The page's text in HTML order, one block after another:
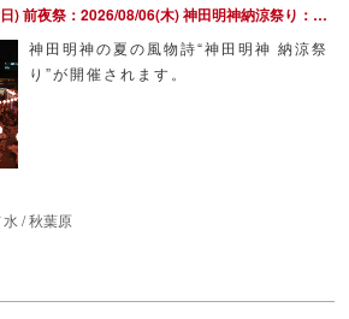
：2026/08/06(木) 神田明神納涼祭り：2026/08/07(金) ～ 2026/08/09(日)
神田明神の夏の風物詩“神田明神 納涼祭
り”が開催されます。
水/秋葉原